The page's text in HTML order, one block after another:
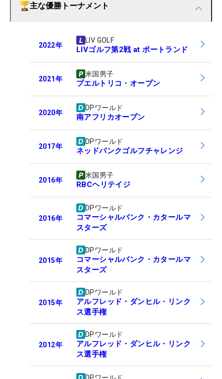
主な優勝トーナメント
2022年
LIV GOLF
LIVゴルフ第2戦 at ポートランド
2021年
米国男子
プエルトリコ・オープン
2020年
DPワールド
南アフリカオープン
2017年
DPワールド
ネッドバンクゴルフチャレンジ
2016年
米国男子
RBCヘリテイジ
2016年
DPワールド
コマーシャルバンク・カタールマ
スターズ
2015年
DPワールド
コマーシャルバンク・カタールマ
スターズ
2015年
DPワールド
アルフレッド・ダンヒル・リンク
ス選手権
2012年
DPワールド
アルフレッド・ダンヒル・リンク
ス選手権